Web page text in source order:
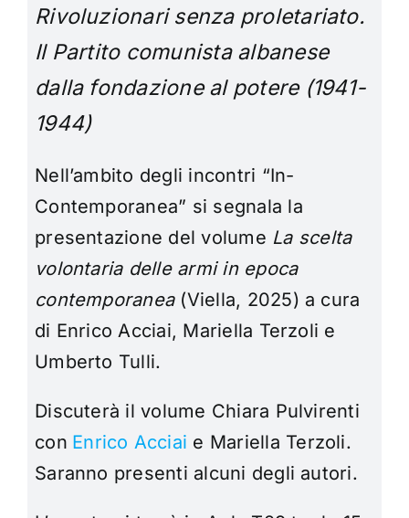
Rivoluzionari senza proletariato.
Il Partito comunista albanese
dalla fondazione al potere (1941-
1944)
Nell’ambito degli incontri “In-
Contemporanea” si segnala la
presentazione del volume La scelta
volontaria delle armi in epoca
contemporanea(Viella, 2025) a cura
di Enrico Acciai, Mariella Terzoli e
Umberto Tulli.
Discuterà il volume Chiara Pulvirenti
con Enrico Acciai e Mariella Terzoli.
Saranno presenti alcuni degli autori.